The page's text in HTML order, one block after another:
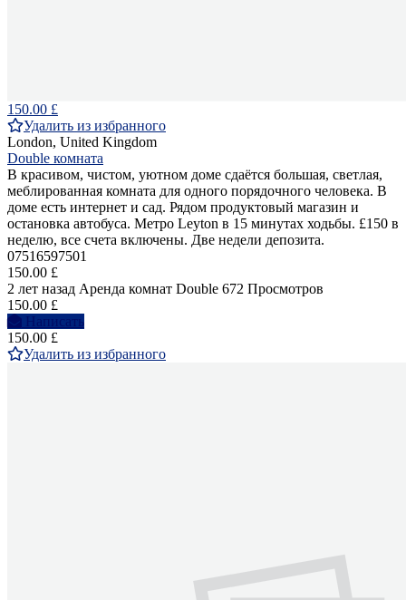
150.00 £
Удалить из избранного
London, United Kingdom
Double комната
В красивом, чистом, уютном доме сдаётся большая, светлая,
меблированная комната для одного порядочного человека. В
доме есть интернет и сад. Рядом продуктовый магазин и
остановка автобуса. Метро Leyton в 15 минутах ходьбы. £150 в
неделю, все счета включены. Две недели депозита.
07516597501
150.00 £
2 лет назад Аренда комнат Double 672 Просмотров
150.00 £
Написать
150.00 £
Удалить из избранного